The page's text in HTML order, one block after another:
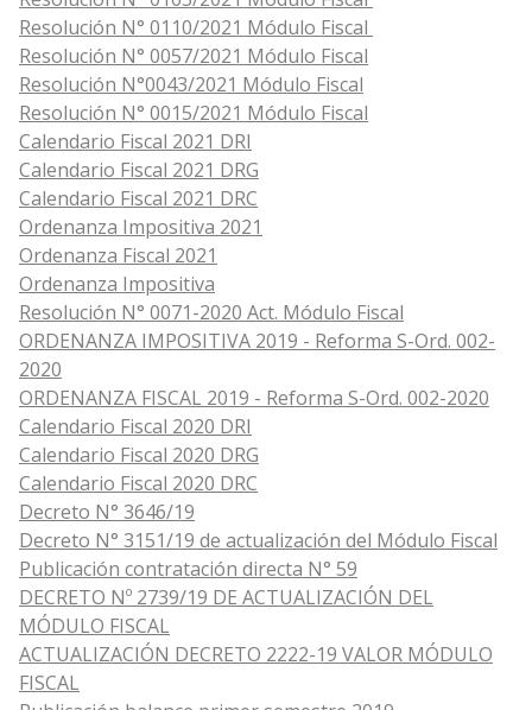
Resolución N° 0110/2021 Módulo Fiscal
Resolución N° 0057/2021 Módulo Fiscal
Resolución N°0043/2021 Módulo Fiscal
Resolución N° 0015/2021 Módulo Fiscal
Calendario Fiscal 2021 DRI
Calendario Fiscal 2021 DRG
Calendario Fiscal 2021 DRC
Ordenanza Impositiva 2021
Ordenanza Fiscal 2021
Ordenanza Impositiva
Resolución N° 0071-2020 Act. Módulo Fiscal
ORDENANZA IMPOSITIVA 2019 - Reforma S-Ord. 002-
2020
ORDENANZA FISCAL 2019 - Reforma S-Ord. 002-2020
Calendario Fiscal 2020 DRI
Calendario Fiscal 2020 DRG
Calendario Fiscal 2020 DRC
Decreto N° 3646/19
Decreto N° 3151/19 de actualización del Módulo Fiscal
Publicación contratación directa N° 59
DECRETO Nº 2739/19 DE ACTUALIZACIÓN DEL
MÓDULO FISCAL
ACTUALIZACIÓN DECRETO 2222-19 VALOR MÓDULO
FISCAL